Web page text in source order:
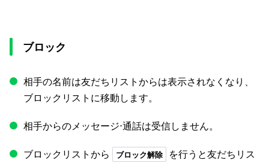
ブロック
相手の名前は友だちリストからは表示されなくなり、
ブロックリストに移動します。
相手からのメッセージ⋅通話は受信しません。
ブロックリストから ブロック解除
を行うと友だちリス